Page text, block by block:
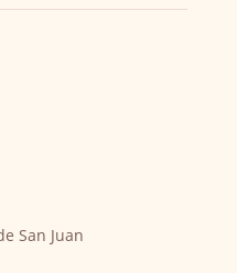
San Juan